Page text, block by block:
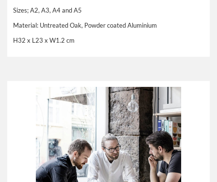
Sizes; A2, A3, A4 and A5
Material: Untreated Oak, Powder coated Aluminium
H32 x L23 x W1.2 cm